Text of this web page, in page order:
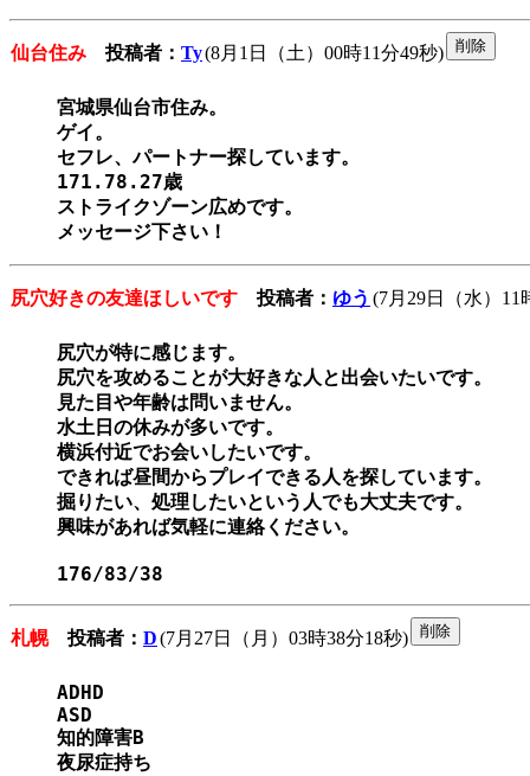
仙台住み 投稿者： Ty(8月1日（土）00時11分49秒)
宮城県仙台市住み。
ゲイ。
セフレ、パートナー探しています。
171.78.27歳
ストライクゾーン広めです。
メッセージ下さい！
尻穴好きの友達ほしいです 投稿者： ゆう (7月29日（水）11
尻穴が特に感じます。
尻穴を攻めることが大好きな人と出会いたいです。
見た目や年齢は問いません。
水土日の休みが多いです。
横浜付近でお会いしたいです。
できれば昼間からプレイできる人を探しています。
掘りたい、処理したいという人でも大丈夫です。
興味があれば気軽に連絡ください。
176/83/38
札幌 投稿者： D(7月27日（月）03時38分18秒)
ADHD
ASD
知的障害B
夜尿症持ち